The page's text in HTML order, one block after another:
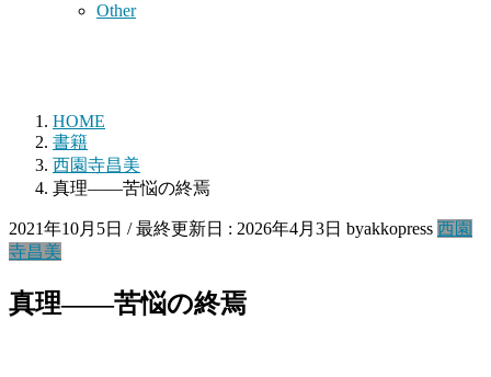
Other
HOME
書籍
西園寺昌美
真理――苦悩の終焉
2021年10月5日 / 最終更新日 : 2026年4月3日 byakkopress 西園
寺昌美
真理――苦悩の終焉